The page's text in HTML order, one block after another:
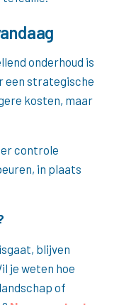
onderhoud is
een strategische
kosten, maar
controle
in plaats
blijven
je weten hoe
of